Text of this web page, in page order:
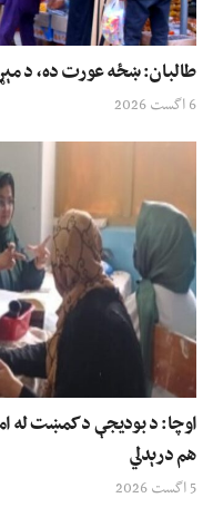
طالبان: ښځه عورت ده، د
6 اگست 2026
اوچا: د بودیجې د کمښت له
هم درېدلي
5 اگست 2026